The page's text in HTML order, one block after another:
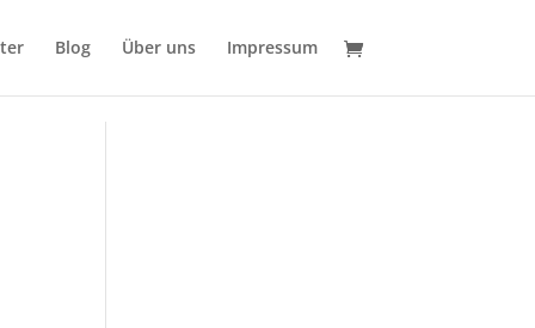
Blog Über uns Impressum